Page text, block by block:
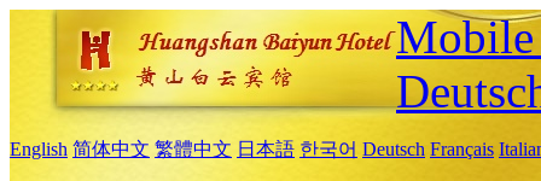
English 简体中文 繁體中文 日本語 한국어 Deutsch Français